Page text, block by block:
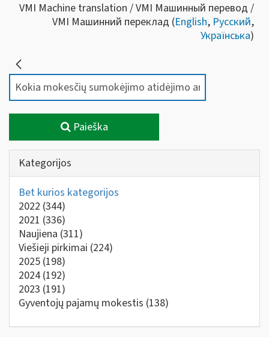
VMI Machine translation / VMI Машинный перевод /
VMI Машинний переклад (English, Русский,
Українська)
Paieška
Kategorijos
Bet kurios kategorijos
2022 (344)
2021 (336)
Naujiena (311)
Viešieji pirkimai (224)
2025 (198)
2024 (192)
2023 (191)
Gyventojų pajamų mokestis (138)